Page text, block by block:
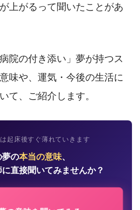
上がるって聞いたことがあ
院の付き添い」夢が持つス
味や、運気・今後の生活に
て、ご紹介します。
起床後すぐ薄れていきます
夢の本当の意味、
直接聞いてみませんか？